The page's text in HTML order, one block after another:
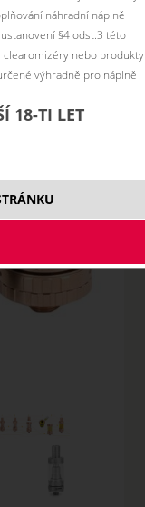
náhradní náplně
§4 odst.3 této
clearomizéry nebo produkty
výhradně pro náplně
18-TI LET